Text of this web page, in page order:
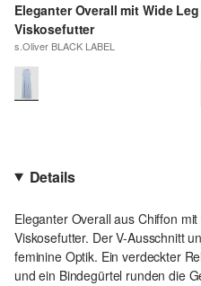
Eleganter Overall mit Wide
Viskosefutter
s.Oliver BLACK LABEL
Details
Eleganter Overall aus Chiffon
Viskosefutter. Der V-Ausschnitt
feminine Optik. Ein verdeckter
und ein Bindegürtel runden die